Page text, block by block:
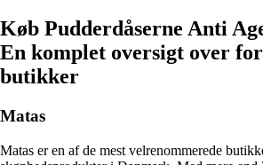
Køb Pudderdåserne Anti
En komplet oversigt over
butikker
Matas
Matas er en af de mest velrenommerede